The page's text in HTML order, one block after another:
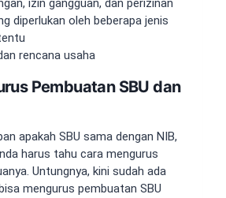
izin gangguan, dan perizinan
diperlukan oleh beberapa jenis
rencana usaha
Pembuatan SBU dan
apakah SBU sama dengan NIB,
harus tahu cara mengurus
Untungnya, kini sudah ada
mengurus pembuatan SBU